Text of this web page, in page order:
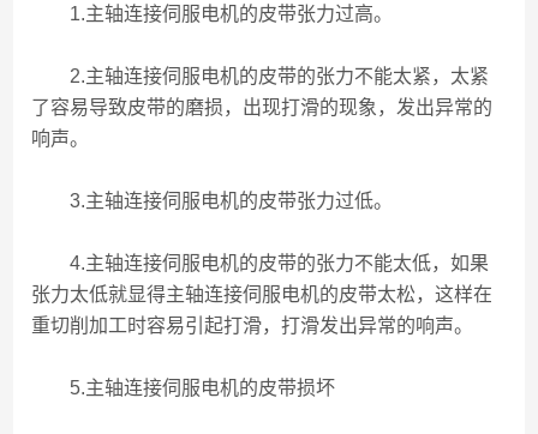
1.主轴连接伺服电机的皮带张力过高。
2.主轴连接伺服电机的皮带的张力不能太紧，太紧
了容易导致皮带的磨损，出现打滑的现象，发出异常的
响声。
3.主轴连接伺服电机的皮带张力过低。
4.主轴连接伺服电机的皮带的张力不能太低，如果
张力太低就显得主轴连接伺服电机的皮带太松，这样在
重切削加工时容易引起打滑，打滑发出异常的响声。
5.主轴连接伺服电机的皮带损坏